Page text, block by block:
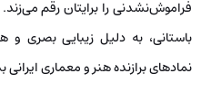
فراموش‌نشدنی را برایتان رقم
باستانی، به دلیل زیبایی بصری
نمادهای برازنده هنر و معماری